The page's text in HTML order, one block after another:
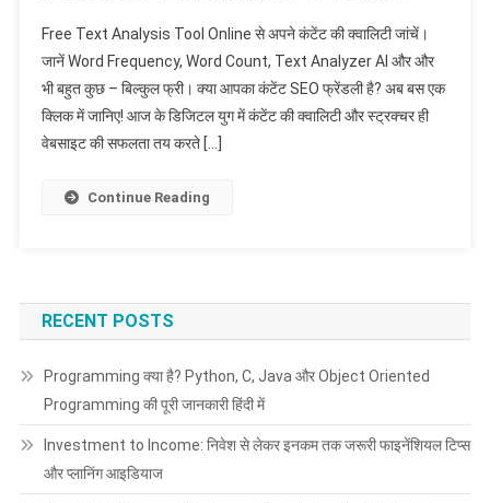
Analysis
Tool
Online
–
में!
Free Text Analysis Tool Online से अपने कंटेंट की क्वालिटी जांचें।
जानें Word Frequency, Word Count, Text Analyzer AI और और
भी बहुत कुछ – बिल्कुल फ्री। क्या आपका कंटेंट SEO फ्रेंडली है? अब बस एक
क्लिक में जानिए! आज के डिजिटल युग में कंटेंट की क्वालिटी और स्ट्रक्चर ही
वेबसाइट की सफलता तय करते […]
Continue Reading
RECENT POSTS
Programming क्या है? Python, C, Java और Object Oriented
Programming की पूरी जानकारी हिंदी में
Investment to Income: निवेश से लेकर इनकम तक जरूरी फाइनेंशियल टिप्स
और प्लानिंग आइडियाज